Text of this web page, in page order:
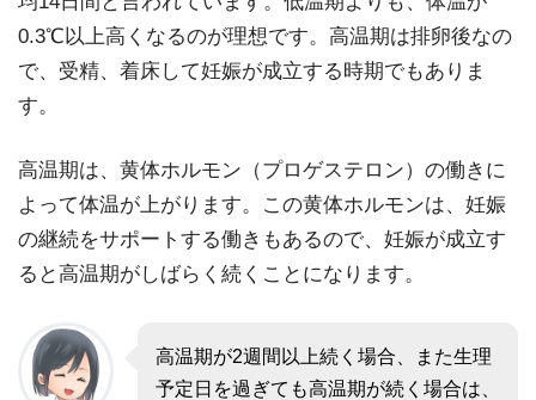
0.3℃以上高くなるのが理想です。高温期は排卵後なの
で、受精、着床して妊娠が成立する時期でもありま
す。
高温期は、黄体ホルモン（プロゲステロン）の働きに
よって体温が上がります。この黄体ホルモンは、妊娠
の継続をサポートする働きもあるので、妊娠が成立す
ると高温期がしばらく続くことになります。
高温期が2週間以上続く場合、また生理
予定日を過ぎても高温期が続く場合は、